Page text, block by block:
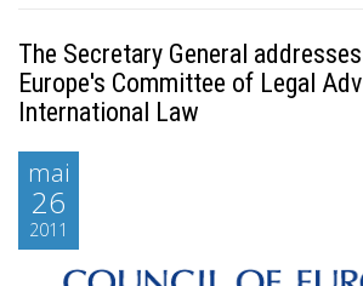
The Secretary General
Europe's Committee of Legal
International Law
mai
26
2011